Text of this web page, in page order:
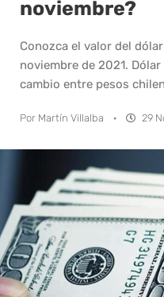
noviembre?
Conozca el valor del
noviembre de 2021.
cambio entre pesos
Por Martín Villalba · 29